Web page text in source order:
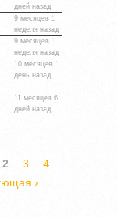
дней назад
9 месяцев 1
неделя назад
9 месяцев 1
неделя назад
10 месяцев 1
день назад
11 месяцев 6
дней назад
2 3
4
›